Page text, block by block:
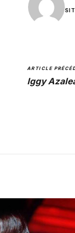
ARTICLE
Iggy